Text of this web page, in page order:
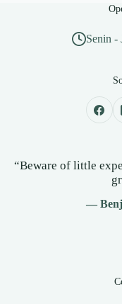
Senin -
“Beware of little
—